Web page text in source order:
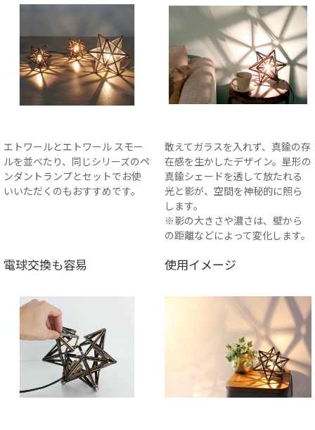
エトワールとエトワール スモー
ルを並べたり、同じシリーズのペ
ンダントランプとセットでお使
いいただくのもおすすめです。
敢えてガラスを入れず、真鍮の存
在感を生かしたデザイン。星形の
真鍮シェードを透して放たれる
光と影が、空間を神秘的に照ら
します。
※影の大きさや濃さは、壁から
の距離などによって変化します。
電球交換も容易 使用イメージ